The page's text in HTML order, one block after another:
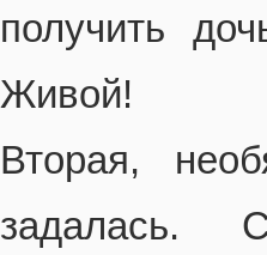
получить
Живой!
Вторая,
задалась.